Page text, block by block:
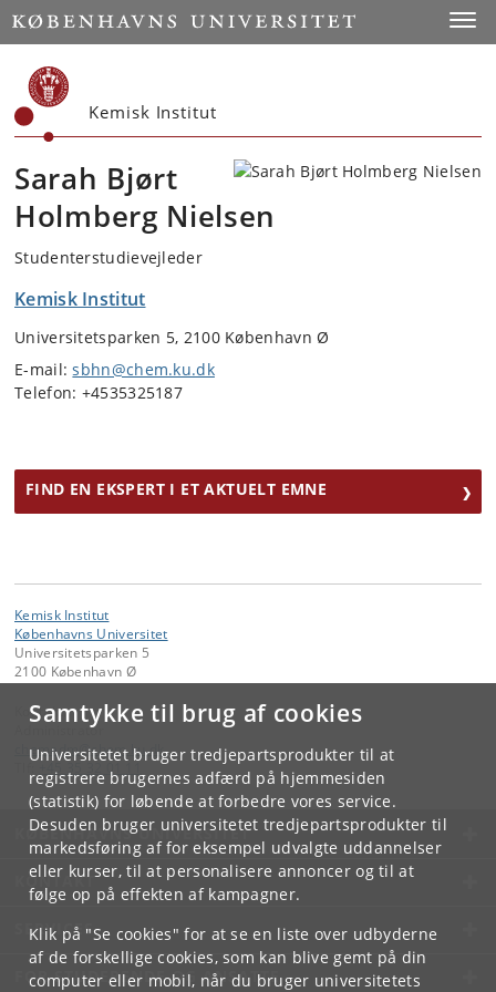
Samtykke til brug af cookies
Universitetet bruger tredjepartsprodukter til at
registrere brugernes adfærd på hjemmesiden
(statistik) for løbende at forbedre vores service.
Desuden bruger universitetet tredjepartsprodukter til
markedsføring af for eksempel udvalgte uddannelser
eller kurser, til at personalisere annoncer og til at
følge op på effekten af kampagner.
Klik på "Se cookies" for at se en liste over udbyderne
af de forskellige cookies, som kan blive gemt på din
computer eller mobil, når du bruger universitetets
Start
Kemisk Institut
Sarah Bjørt
Holmberg Nielsen
Studenterstudievejleder
Kemisk Institut
Universitetsparken 5, 2100 København Ø
E-mail:sbhn@chem.ku.dk
Telefon: +4535325187
FIND EN EKSPERT I ET AKTUELT EMNE
Kemisk Institut
Københavns Universitet
Universitetsparken 5
2100 København Ø
Kontakt:
Administrator
chemadm@chem. ku.dk
KØBENHAVNS UNIVERSITET
KONTAKT
SERVICES
FOR STUDERENDE OG ANSATTE